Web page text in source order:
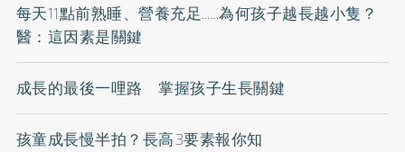
每天11點前熟睡、營養充足……為何孩子越長越小隻？
醫：這因素是關鍵
成長的最後一哩路 掌握孩子生長關鍵
孩童成長慢半拍？長高3要素報你知